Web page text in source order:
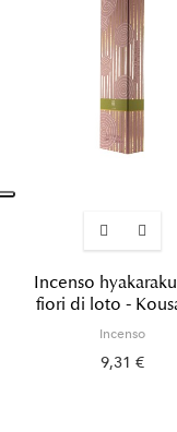
Incenso
fiori di loto -
Incenso
9,31 €